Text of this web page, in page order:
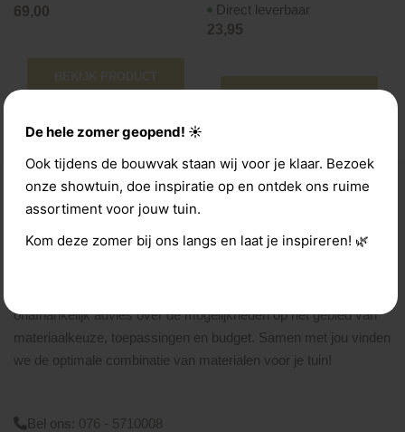
69,00
Direct leverbaar
23,95
HEEFT U ADVIES NODIG?
Wij staan voor u klaar!
onafhankelijk advies over de mogelijkheden op het gebied van
materiaalkeuze, toepassingen en budget. Samen met jou vinden
we de optimale combinatie van materialen voor je tuin!
Bel ons: 076 - 5710008
De hele zomer geopend! ☀️
Ook tijdens de bouwvak staan wij voor je klaar. Bezoek
onze showtuin, doe inspiratie op en ontdek ons ruime
assortiment voor jouw tuin.
Kom deze zomer bij ons langs en laat je inspireren! 🌿